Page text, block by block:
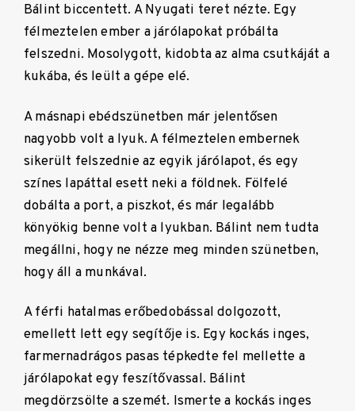
Bálint biccentett. A Nyugati teret nézte. Egy
félmeztelen ember a járólapokat próbálta
felszedni. Mosolygott, kidobta az alma csutkáját a
kukába, és leült a gépe elé.
A másnapi ebédszünetben már jelentősen
nagyobb volt a lyuk. A félmeztelen embernek
sikerült felszednie az egyik járólapot, és egy
színes lapáttal esett neki a földnek. Fölfelé
dobálta a port, a piszkot, és már legalább
könyökig benne volt a lyukban. Bálint nem tudta
megállni, hogy ne nézze meg minden szünetben,
hogy áll a munkával.
A férfi hatalmas erőbedobással dolgozott,
emellett lett egy segítője is. Egy kockás inges,
farmernadrágos pasas tépkedte fel mellette a
járólapokat egy feszítővassal. Bálint
megdörzsölte a szemét. Ismerte a kockás inges